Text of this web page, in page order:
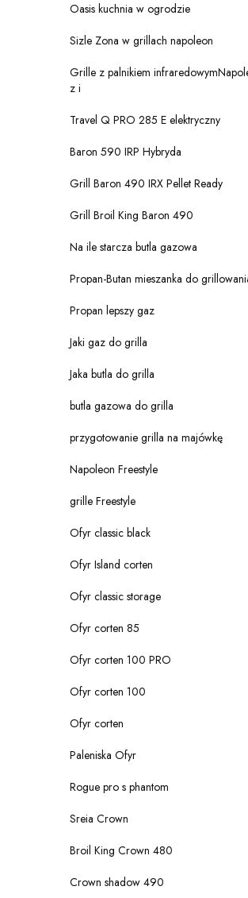
Oasis kuchnia w ogrodzie
Sizle Zona w grillach napoleon
Grille z palnikiem
z i
Travel Q PRO 285 E elektryczny
Baron 590 IRP Hybryda
Grill Baron 490 IRX Pellet Ready
Grill Broil King Baron 490
Na ile starcza butla gazowa
Propan-Butan mieszanka do
Propan lepszy gaz
Jaki gaz do grilla
Jaka butla do grilla
butla gazowa do grilla
przygotowanie grilla na majówkę
Napoleon Freestyle
grille Freestyle
Ofyr classic black
Ofyr Island corten
Ofyr classic storage
Ofyr corten 85
Ofyr corten 100 PRO
Ofyr corten 100
Ofyr corten
Paleniska Ofyr
Rogue pro s phantom
Sreia Crown
Broil King Crown 480
Crown shadow 490